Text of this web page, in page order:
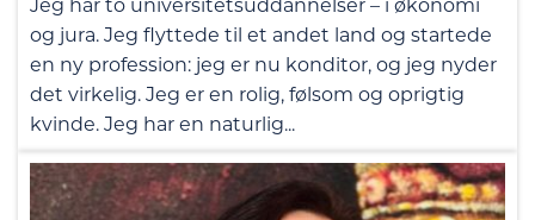
Jeg har to universitetsuddannelser – i økonomi
og jura. Jeg flyttede til et andet land og startede
en ny profession: jeg er nu konditor, og jeg nyder
det virkelig. Jeg er en rolig, følsom og oprigtig
kvinde. Jeg har en naturlig...